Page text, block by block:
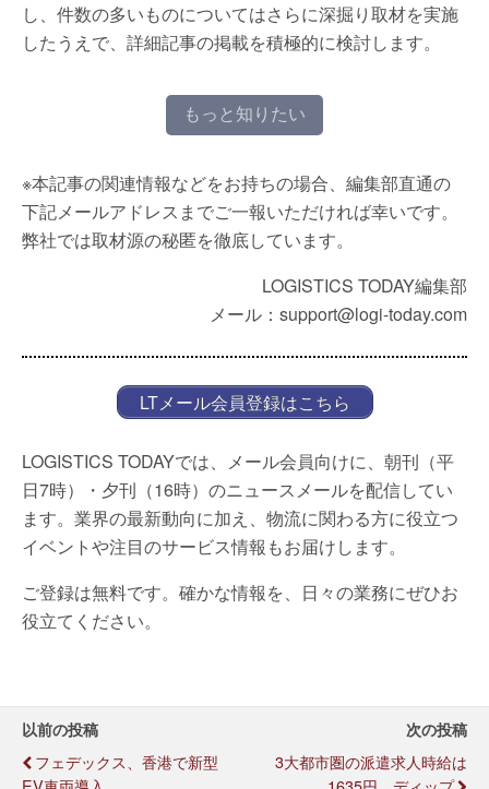
し、件数の多いものについてはさらに深掘り取材を実施
したうえで、詳細記事の掲載を積極的に検討します。
もっと知りたい
※本記事の関連情報などをお持ちの場合、編集部直通の
下記メールアドレスまでご一報いただければ幸いです。
弊社では取材源の秘匿を徹底しています。
LOGISTICS TODAY編集部
メール：support@logi-today.com
LTメール会員登録はこちら
LOGISTICS TODAYでは、メール会員向けに、朝刊（平
日7時）・夕刊（16時）のニュースメールを配信してい
ます。業界の最新動向に加え、物流に関わる方に役立つ
イベントや注目のサービス情報もお届けします。
ご登録は無料です。確かな情報を、日々の業務にぜひお
役立てください。
以前の投稿
フェデックス、香港で新型
次の投稿
3大都市圏の派遣求人時給は